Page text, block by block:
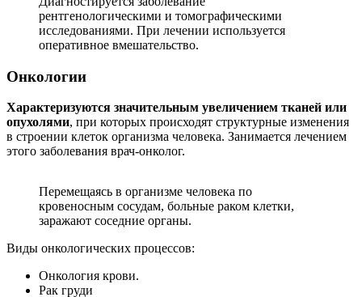
рентгенологическими и томографическими
исследованиями. При лечении используется
оперативное вмешательство.
Онкологии
Характеризуются значительным увеличением тканей или
опухолями, при которых происходят структурные изменения
в строении клеток организма человека. Занимается лечением
этого заболевания врач-онколог.
Перемещаясь в организме человека по
кровеносным сосудам, больные раком клетки,
заражают соседние органы.
Виды онкологических процессов:
Онкология крови.
Рак груди